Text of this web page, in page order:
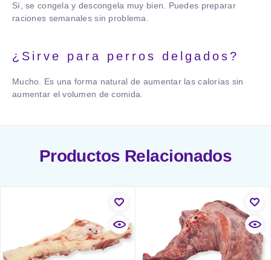
Sí, se congela y descongela muy bien. Puedes preparar
raciones semanales sin problema.
¿Sirve para perros delgados?
Mucho. Es una forma natural de aumentar las calorías sin
aumentar el volumen de comida.
Productos Relacionados